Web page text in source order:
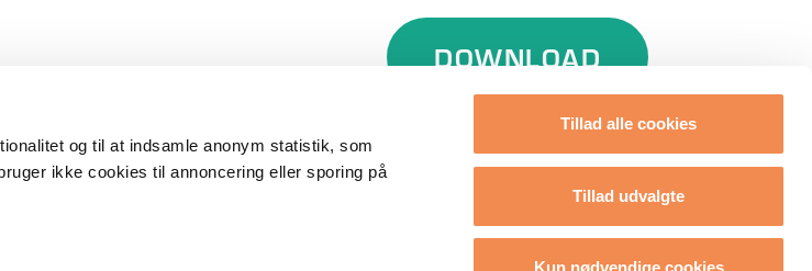
og til at indsamle anonym statistik, som
ikke cookies til annoncering eller sporing på
Tillad alle cookies
Tillad udvalgte
Kun nødvendige cookies
DOWNLOAD